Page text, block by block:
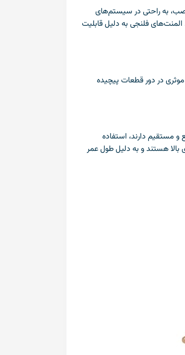
به راحتی در سیستم‌های
فلنجی به دلیل قابلیت
در دور قطعات پیچیده
مستقیم دارند، استفاده
بالا هستند و به دلیل طول عمر